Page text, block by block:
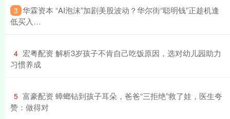
3 ​华霖资本 “AI泡沫”加剧美股波动？华尔街“聪明钱”正趁机逢
低买入…
4 ​宏粤配资 解析3岁孩子不肯自己吃饭原因，选对幼儿园助力
习惯养成
5 ​富豪配资 蟑螂钻到孩子耳朵，爸爸“三拒绝”救了娃，医生夸
赞：做得对